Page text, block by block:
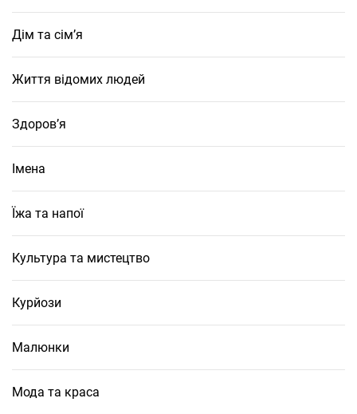
Дім та сім’я
Життя відомих людей
Здоров’я
Імена
Їжа та напої
Культура та мистецтво
Курйози
Малюнки
Мода та краса